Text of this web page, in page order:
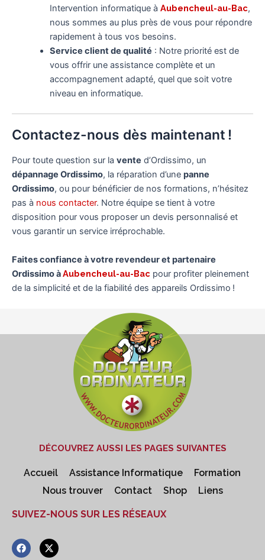
Intervention informatique à Aubencheul-au-Bac,
nous sommes au plus près de vous pour répondre
rapidement à tous vos besoins.
Service client de qualité : Notre priorité est de
vous offrir une assistance complète et un
accompagnement adapté, quel que soit votre
niveau en informatique.
Contactez-nous dès maintenant !
Pour toute question sur la vente d’Ordissimo, un
dépannage Ordissimo, la réparation d’une panne
Ordissimo, ou pour bénéficier de nos formations, n’hésitez
pas à nous contacter. Notre équipe se tient à votre
disposition pour vous proposer un devis personnalisé et
vous garantir un service irréprochable.
Faites confiance à votre revendeur et partenaire
Ordissimo àAubencheul-au-Bac pour profiter pleinement
de la simplicité et de la fiabilité des appareils Ordissimo !
DÉCOUVREZ AUSSI LES PAGES SUIVANTES
Accueil Assistance Informatique
Formation
Nous trouver
Contact Shop Liens
SUIVEZ-NOUS SUR LES RÉSEAUX
F
a
X
-